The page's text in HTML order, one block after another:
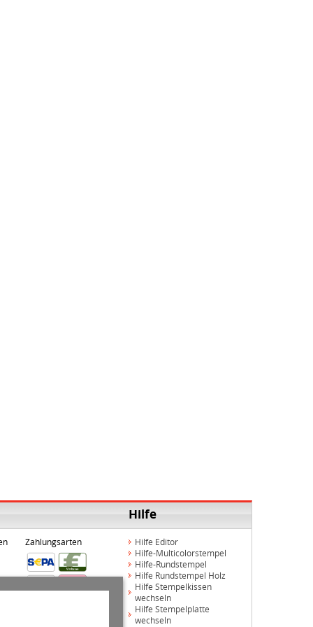
Hilfe
Zahlungsarten
Hilfe Editor
Hilfe-Multicolorstempel
Hilfe-Rundstempel
Hilfe Rundstempel Holz
Hilfe Stempelkissen
wechseln
Hilfe Stempelplatte
wechseln